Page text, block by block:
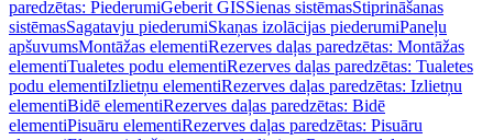
paredzētas: PiederumiGeberit GISSienas sistēmasStiprināšanas
sistēmasSagatavju piederumiSkaņas izolācijas piederumiPaneļu
apšuvumsMontāžas elementiRezerves daļas paredzētas: Montāžas
elementiTualetes podu elementiRezerves daļas paredzētas: Tualetes
podu elementiIzlietņu elementiRezerves daļas paredzētas: Izlietņu
elementiBidē elementiRezerves daļas paredzētas: Bidē
elementiPisuāru elementiRezerves daļas paredzētas: Pisuāru